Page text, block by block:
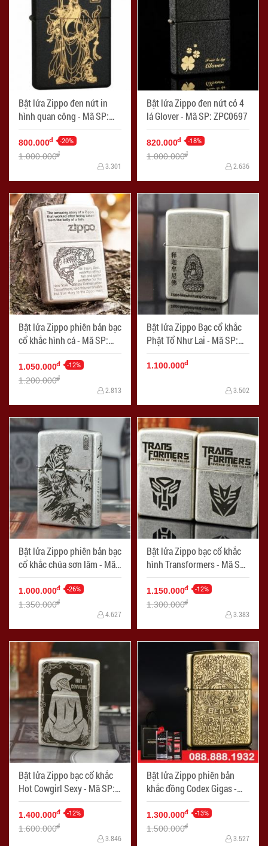
Bật lửa Zippo đen nứt in
hình quan công - Mã SP:
ZPC0687
800.000đ -20%
1.000.000đ
3.301
Bật lửa Zippo đen nứt cỏ 4
lá Glover - Mã SP: ZPC0697
820.000đ -18%
1.000.000đ
2.636
Bật lửa Zippo phiên bản bạc
cổ khắc hình cá - Mã SP:
ZPC0840
1.050.000đ -12%
1.200.000đ
2.813
Bật lửa Zippo Bạc cổ khắc
Phật Tổ Như Lai - Mã SP:
ZPC0843
1.100.000đ
3.502
Bật lửa Zippo phiên bản bạc
cổ khắc chúa sơn lâm - Mã
SP: ZPC0846
1.000.000đ -26%
1.350.000đ
4.627
Bật lửa Zippo bạc cổ khắc
hình Transformers - Mã SP:
ZPC0848
1.150.000đ -12%
1.300.000đ
3.383
Bật lửa Zippo bạc cổ khắc
Hot Cowgirl Sexy - Mã SP:
ZPC0852
1.400.000đ -12%
1.600.000đ
3.846
Bật lửa Zippo phiên bản
khắc đồng Codex Gigas -
Mã SP: ZPC0853
1.300.000đ -13%
1.500.000đ
3.527